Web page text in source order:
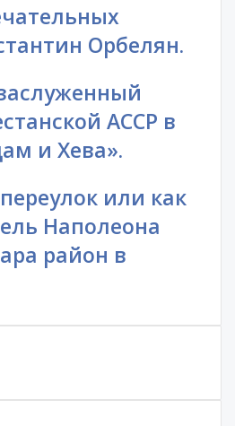
Орбелян.
АССР в
и Хева».
или как
Наполеона
район в